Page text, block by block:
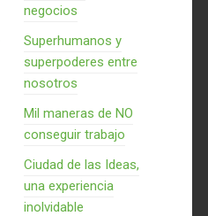
negocios
Superhumanos y
superpoderes entre
nosotros
Mil maneras de NO
conseguir trabajo
Ciudad de las Ideas,
una experiencia
inolvidable